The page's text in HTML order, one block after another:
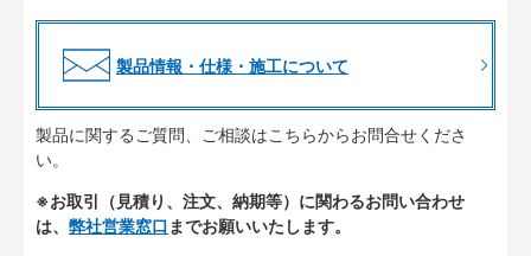
製品情報・仕様・施工について
製品に関するご質問、ご相談はこちらからお問合せくださ
い。
※お取引（見積り、注文、納期等）に関わるお問い合わせ
は、 弊社営業窓口 までお願いいたします。